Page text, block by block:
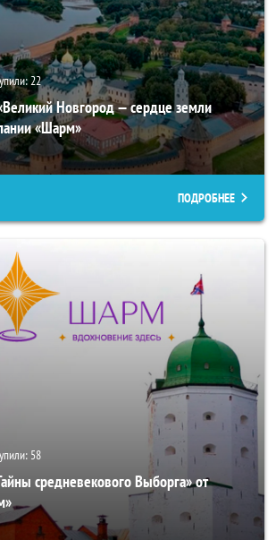
22
Новгород — сердце земли
«Шарм»
ПОДРОБНЕЕ
58
средневекового Выборга» от